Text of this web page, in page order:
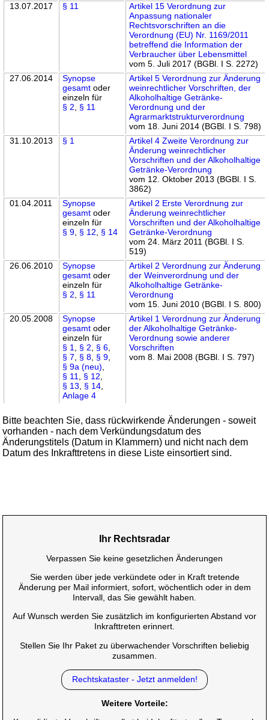
13.07.2017
§ 11
Artikel 15 Verordnung zur
Anpassung nationaler
Rechtsvorschriften an die
Verordnung (EU) Nr. 1169/2011
betreffend die Information der
Verbraucher über Lebensmittel
vom 5. Juli 2017 (BGBl. I S. 2272)
27.06.2014
Synopse
gesamt oder
einzeln für
§ 2
§ 11
Artikel 5 Verordnung zur Änderung
weinrechtlicher Vorschriften, der
Alkoholhaltige Getränke-
Verordnung und der
Agrarmarktstrukturverordnung
vom 18. Juni 2014 (BGBl. I S. 798)
31.10.2013
§ 1
Artikel 4 Zweite Verordnung zur
Änderung weinrechtlicher
Vorschriften und der Alkoholhaltige
Getränke-Verordnung
vom 12. Oktober 2013 (BGBl. I S.
3862)
01.04.2011
Synopse
gesamt oder
einzeln für
§ 9 § 12 § 14
Artikel 2 Erste Verordnung zur
Änderung weinrechtlicher
Vorschriften und der Alkoholhaltige
Getränke-Verordnung
vom 24. März 2011 (BGBl. I S.
519)
26.06.2010
Synopse
gesamt oder
einzeln für
§ 2
§ 11
Artikel 2 Verordnung zur Änderung
der Weinverordnung und der
Alkoholhaltige Getränke-
Verordnung
vom 15. Juni 2010 (BGBl. I S. 800)
20.05.2008
Synopse
gesamt oder
einzeln für
§ 1
§ 2 § 6
§ 7
§ 8 § 9
§ 9a (neu)
§ 11
§ 12
§ 13
§ 14
Anlage 4
Artikel 1 Verordnung zur Änderung
der Alkoholhaltige Getränke-
Verordnung sowie anderer
Vorschriften
vom 8. Mai 2008 (BGBl. I S. 797)
Bitte beachten Sie, dass rückwirkende Änderungen - soweit
vorhanden - nach dem Verkündungsdatum des
Änderungstitels (Datum in Klammern) und nicht nach dem
Datum des Inkrafttretens in diese Liste einsortiert sind.
Ihr Rechtsradar
Verpassen Sie keine gesetzlichen Änderungen
Sie werden über jede verkündete oder in Kraft tretende
Änderung per Mail informiert, sofort, wöchentlich oder in dem
Intervall, das Sie gewählt haben.
Auf Wunsch werden Sie zusätzlich im konfigurierten Abstand vor
Inkrafttreten erinnert.
Stellen Sie Ihr Paket zu überwachender Vorschriften beliebig
zusammen.
Rechtskataster - Jetzt anmelden!
Weitere Vorteile: